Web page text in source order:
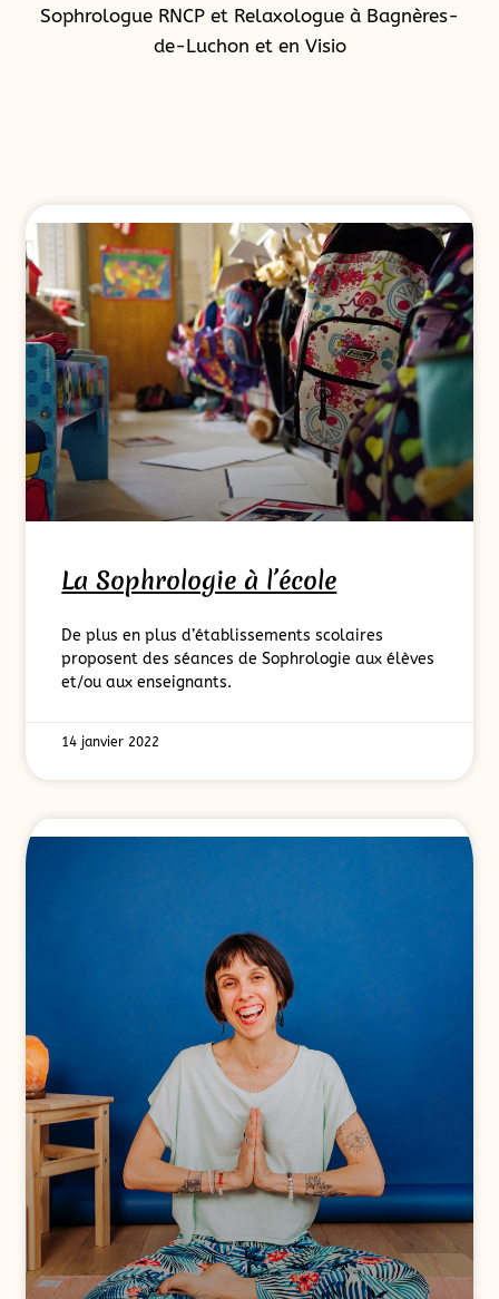
Sophrologue RNCP et Relaxologue à Bagnères-
de-Luchon et en Visio
La Sophrologie à l’école
De plus en plus d’établissements scolaires
proposent des séances de Sophrologie aux élèves
et/ou aux enseignants.
14 janvier 2022